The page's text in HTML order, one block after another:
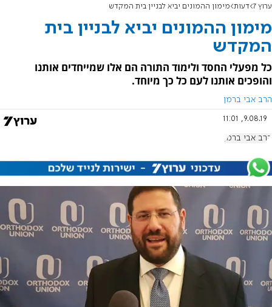
ערוץ 7 דעות מימון ההמונים יביא לבניין בית המקדש
מימון ההמונים יביא לבניין בית
המקדש
כל מפעלי החסד ולימוד התורה הם אלו שמייחדים אותנו
והופכים אותנו לעם כל כך מיוחד.
הרב אבי ברמן
9.08.19, 11:01
הרב אבי ברמן